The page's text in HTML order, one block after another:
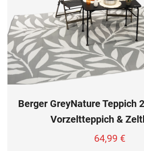
Berger GreyNature Teppich
Vorzeltteppich &
64,99 €